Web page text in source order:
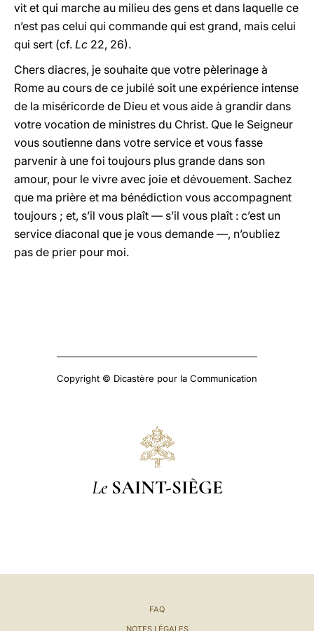
vit et qui marche au milieu des gens et dans laquelle ce
n’est pas celui qui commande qui est grand, mais celui
qui sert (cf. Lc 22, 26).
Chers diacres, je souhaite que votre pèlerinage à
Rome au cours de ce jubilé soit une expérience intense
de la miséricorde de Dieu et vous aide à grandir dans
votre vocation de ministres du Christ. Que le Seigneur
vous soutienne dans votre service et vous fasse
parvenir à une foi toujours plus grande dans son
amour, pour le vivre avec joie et dévouement. Sachez
que ma prière et ma bénédiction vous accompagnent
toujours ; et, s’il vous plaît — s’il vous plaît : c’est un
service diaconal que je vous demande —, n’oubliez
pas de prier pour moi.
Copyright © Dicastère pour la Communication
Le SAINT-SIÈGE
FAQ
NOTES LÉGALES